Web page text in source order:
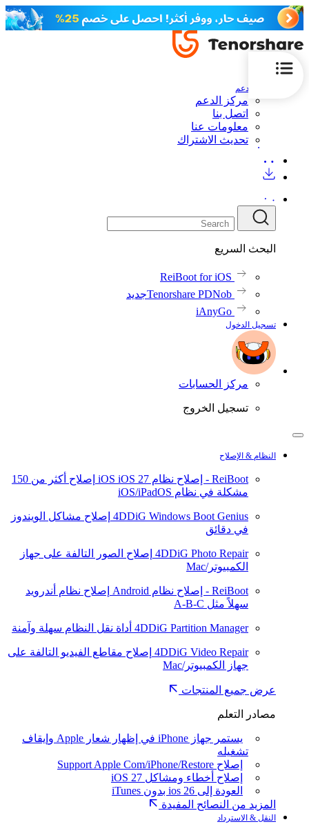
الدعم
مركز الدعم
اتصل بنا
معلومات عنا
تحديث الاشتراك
البحث السريع
ReiBoot for iOS
Tenorshare PDNobجديد
iAnyGo
تسجيل الدخول
مركز الحسابات
تسجيل الخروج
النظام & الإصلاح
ReiBoot - إصلاح نظام iOS iOS 27
إصلاح أكثر من 150
مشكلة في نظام iOS/iPadOS
4DDiG Windows Boot Genius إصلاح مشاكل الويندوز
في دقائق
4DDiG Photo Repair إصلاح الصور التالفة على جهاز
الكمبيوتر/Mac
ReiBoot - إصلاح نظام Android
إصلاح نظام أندرويد
سهلاً مثل A-B-C
4DDiG Partition Manager أداة نقل النظام سهلة وآمنة
4DDiG Video Repair إصلاح مقاطع الفيديو التالفة على
جهاز الكمبيوتر/Mac
عرض جميع المنتجات
مصادر التعلم
يستمر جهاز iPhone في إظهار شعار Apple وإيقاف
تشغيله
إصلاح Support Apple Com/iPhone/Restore
إصلاح أخطاء ومشاكل iOS 27
العودة إلى ios 26 بدون iTunes
المزيد من النصائح المفيدة
النقل & الاسترداد